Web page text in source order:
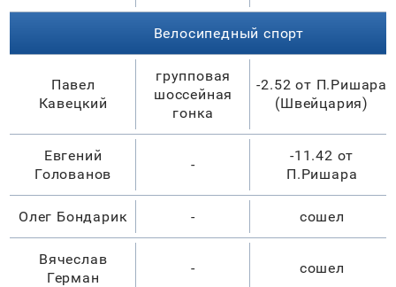
Велосипедный спорт
Павел
Кавецкий
групповая
шоссейная
гонка
-2.52 от П.Ришара
(Швейцария)
Евгений
Голованов
-
-11.42 от
П.Ришара
Олег Бондарик - сошел
Вячеслав
Герман
- сошел